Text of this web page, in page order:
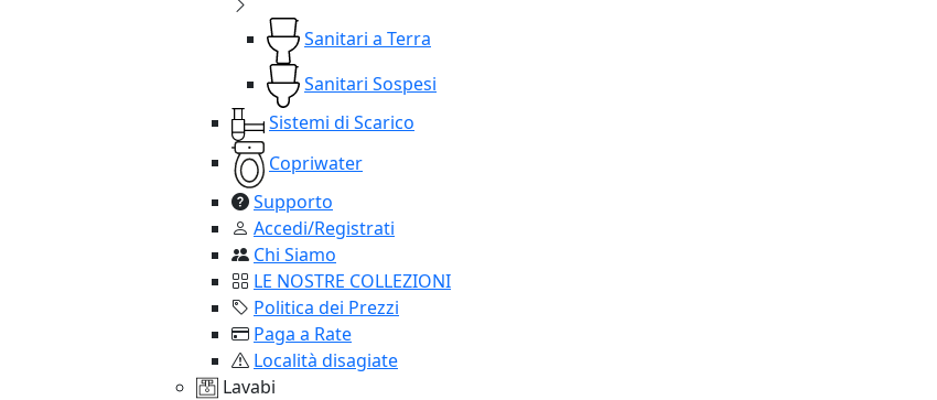
Sanitari a Terra
Sanitari Sospesi
Sistemi di Scarico
Copriwater
Supporto
Accedi/Registrati
Chi Siamo
LE NOSTRE COLLEZIONI
Politica dei Prezzi
Paga a Rate
Località disagiate
Lavabi